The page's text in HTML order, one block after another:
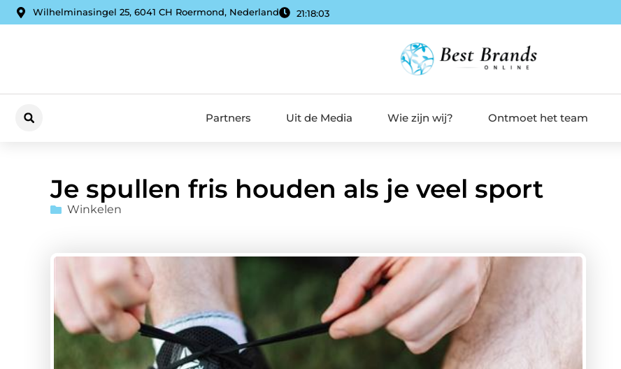
Wilhelminasingel 25, 6041 CH Roermond, Nederland 21:18:05
Partners Uit de Media Wie zijn wij? Ontmoet het team
Je spullen fris houden als je veel sport
Winkelen